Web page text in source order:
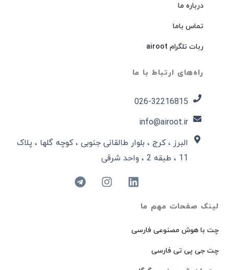
لینک صفحات مهم ما
چت با هوش مصنوعی فارسی
چت جی پی تی فارسی
درباره ما
تماس باما
ربات تلگرام airoot
راه‌های ارتباط با ما
026-32216815​
info@airoot.ir
البرز ، کرج ، بلوار طالقانی جنوبی ، کوچه گلها ، پلاک
11 ، طبقه 2 ، واحد شرقی